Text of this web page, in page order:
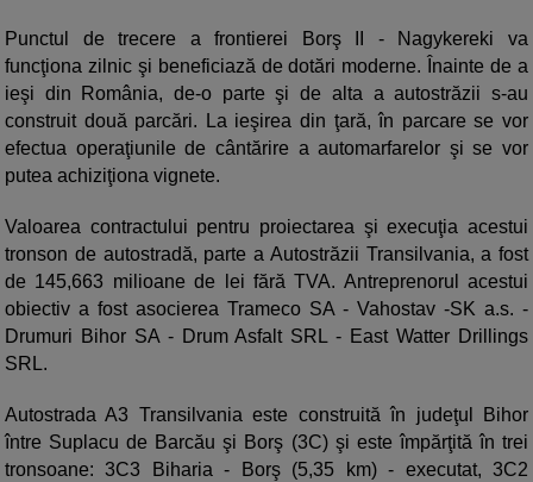
Punctul de trecere a frontierei Borş II - Nagykereki va
funcţiona zilnic şi beneficiază de dotări moderne. Înainte de a
ieşi din România, de-o parte şi de alta a autostrăzii s-au
construit două parcări. La ieşirea din ţară, în parcare se vor
efectua operaţiunile de cântărire a automarfarelor şi se vor
putea achiziţiona vignete.
Valoarea contractului pentru proiectarea şi execuţia acestui
tronson de autostradă, parte a Autostrăzii Transilvania, a fost
de 145,663 milioane de lei fără TVA. Antreprenorul acestui
obiectiv a fost asocierea Trameco SA - Vahostav -SK a.s. -
Drumuri Bihor SA - Drum Asfalt SRL - East Watter Drillings
SRL.
Autostrada A3 Transilvania este construită în judeţul Bihor
între Suplacu de Barcău şi Borş (3C) şi este împărţită în trei
tronsoane: 3C3 Biharia - Borş (5,35 km) - executat, 3C2